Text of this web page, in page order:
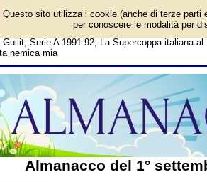
1° settembre - Santi del giorno
eventi storici, successi sportivi, anniversari
solare registrata; Nelle sale il primo
Gullit; Serie A 1991-92; La Supercoppa italiana
nemica mia
Almanacco del 1°
Questo sito utilizza i cookie (anche di terze parti
per conoscere le modalità per